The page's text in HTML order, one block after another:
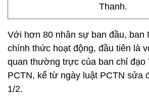
Thanh.
Với hơn 80 nhân sự ban đầu, ban
chính thức hoạt động, đầu tiên là
quan thường trực của ban chỉ đạo
PCTN, kể từ ngày luật PCTN sửa
1/2.